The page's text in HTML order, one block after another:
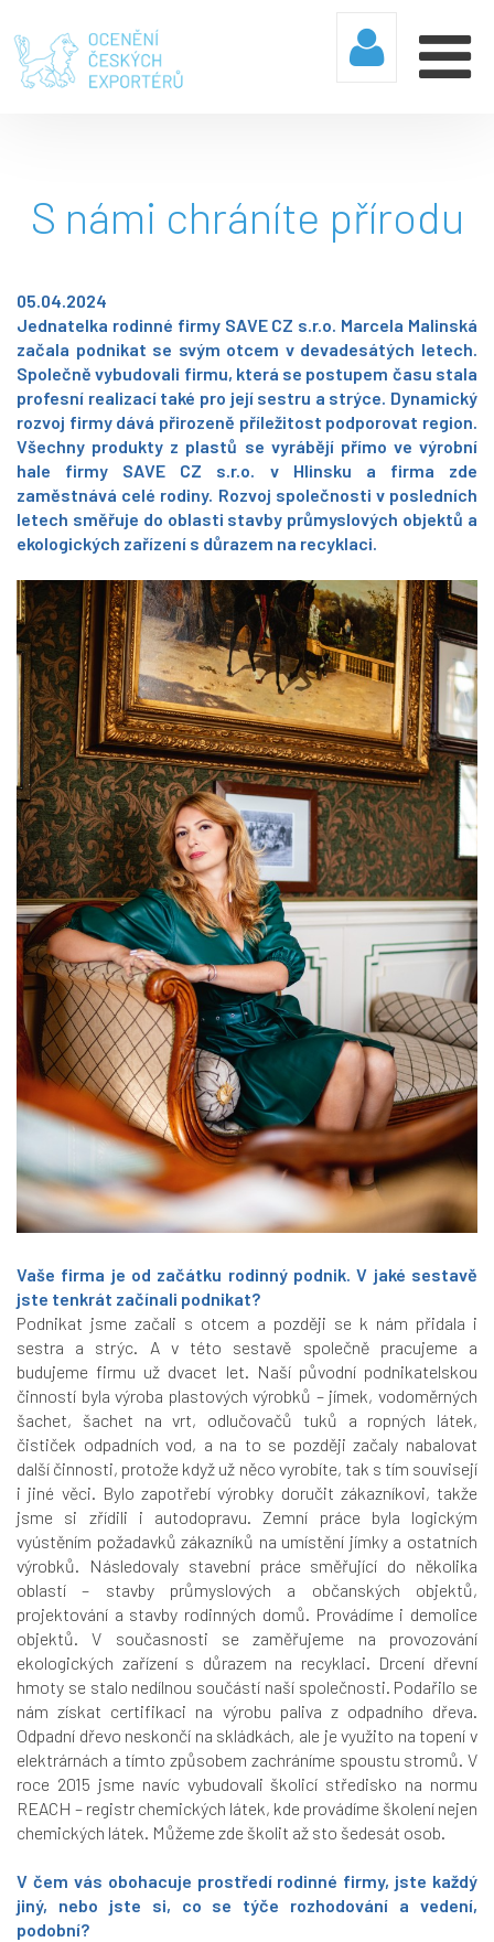
S námi chráníte přírodu
05.04.2024
Jednatelka rodinné firmy SAVE CZ s.r.o. Marcela Malinská
začala podnikat se svým otcem v devadesátých letech.
Společně vybudovali firmu, která se postupem času stala
profesní realizací také pro její sestru a strýce. Dynamický
rozvoj firmy dává přirozeně příležitost podporovat region.
Všechny produkty z plastů se vyrábějí přímo ve výrobní
hale firmy SAVE CZ s.r.o. v Hlinsku a firma zde
zaměstnává celé rodiny. Rozvoj společnosti v posledních
letech směřuje do oblasti stavby průmyslových objektů a
ekologických zařízení s důrazem na recyklaci.
Vaše firma je od začátku rodinný podnik. V jaké sestavě
jste tenkrát začínali podnikat?
Podnikat jsme začali s otcem a později se k nám přidala i
sestra a strýc. A v této sestavě společně pracujeme a
budujeme firmu už dvacet let. Naší původní podnikatelskou
činností byla výroba plastových výrobků – jímek, vodoměrných
šachet, šachet na vrt, odlučovačů tuků a ropných látek,
čističek odpadních vod, a na to se později začaly nabalovat
další činnosti, protože když už něco vyrobíte, tak s tím souvisejí
i jiné věci. Bylo zapotřebí výrobky doručit zákazníkovi, takže
jsme si zřídili i autodopravu. Zemní práce byla logickým
vyústěním požadavků zákazníků na umístění jímky a ostatních
výrobků. Následovaly stavební práce směřující do několika
oblastí – stavby průmyslových a občanských objektů,
projektování a stavby rodinných domů. Provádíme i demolice
objektů. V současnosti se zaměřujeme na provozování
ekologických zařízení s důrazem na recyklaci. Drcení dřevní
hmoty se stalo nedílnou součástí naší společnosti. Podařilo se
nám získat certifikaci na výrobu paliva z odpadního dřeva.
Odpadní dřevo neskončí na skládkách, ale je využito na topení v
elektrárnách a tímto způsobem zachráníme spoustu stromů. V
roce 2015 jsme navíc vybudovali školicí středisko na normu
REACH – registr chemických látek, kde provádíme školení nejen
chemických látek. Můžeme zde školit až sto šedesát osob.
V čem vás obohacuje prostředí rodinné firmy, jste každý
jiný, nebo jste si, co se týče rozhodování a vedení,
podobní?